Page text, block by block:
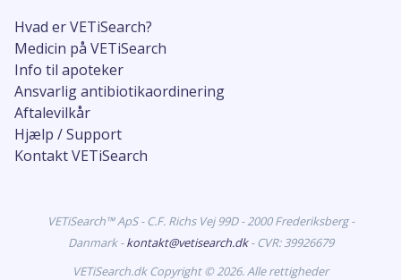
Hvad er VETiSearch?
Medicin på VETiSearch
Info til apoteker
Ansvarlig antibiotikaordinering
Aftalevilkår
Hjælp / Support
Kontakt VETiSearch
VETiSearch™ ApS - C.F. Richs Vej 99D - 2000 Frederiksberg -
Danmark -kontakt@vetisearch.dk- CVR: 39926679
VETiSearch.dk Copyright © 2026. Alle rettigheder